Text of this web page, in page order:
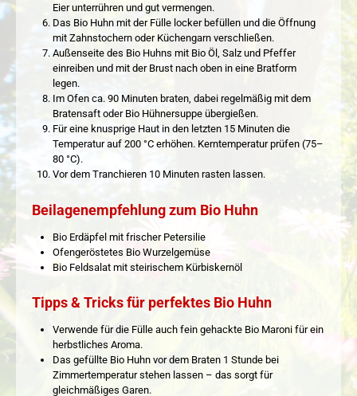
Eier unterrühren und gut vermengen.
Das Bio Huhn mit der Fülle locker befüllen und die Öffnung
mit Zahnstochern oder Küchengarn verschließen.
Außenseite des Bio Huhns mit Bio Öl, Salz und Pfeffer
einreiben und mit der Brust nach oben in eine Bratform
legen.
Im Ofen ca. 90 Minuten braten, dabei regelmäßig mit dem
Bratensaft oder Bio Hühnersuppe übergießen.
Für eine knusprige Haut in den letzten 15 Minuten die
Temperatur auf 200 °C erhöhen. Kerntemperatur prüfen (75–
80 °C).
Vor dem Tranchieren 10 Minuten rasten lassen.
Beilagenempfehlung zum Bio Huhn
Bio Erdäpfel mit frischer Petersilie
Ofengeröstetes Bio Wurzelgemüse
Bio Feldsalat mit steirischem Kürbiskernöl
Tipps & Tricks für perfektes Bio Huhn
Verwende für die Fülle auch fein gehackte Bio Maroni für ein
herbstliches Aroma.
Das gefüllte Bio Huhn vor dem Braten 1 Stunde bei
Zimmertemperatur stehen lassen – das sorgt für
gleichmäßiges Garen.